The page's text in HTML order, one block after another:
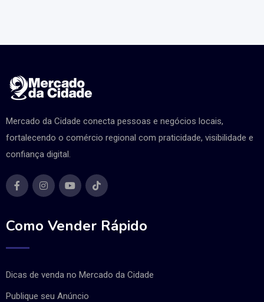
Mercado da Cidade conecta pessoas e negócios locais,
fortalecendo o comércio regional com praticidade, visibilidade e
confiança digital.
Como Vender Rápido
Dicas de venda no Mercado da Cidade
Publique seu Anúncio